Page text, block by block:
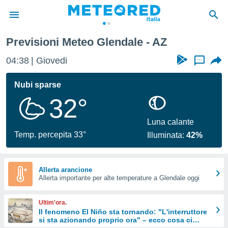
di
per
le
di
Web
le
Previsioni Meteo Glendale - AZ
04:38 Giovedi ...
Nubi sparse
32°
Temp. percepita 33°
Luna calante
Illuminata:42%
Allerta arancione
Allerta importante per alte temperature a Glendale oggi
Ultim'ora.
Il fenomeno El Niño sta tornando: "L'interruttore
si sta azionando proprio ora" – ecco cosa ci